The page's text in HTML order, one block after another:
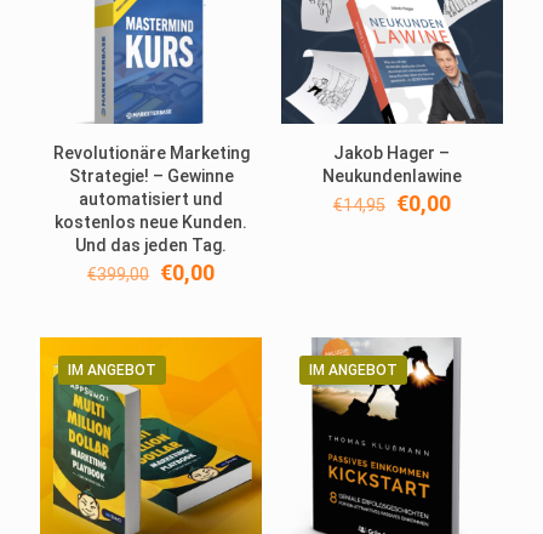
Revolutionäre Marketing
Strategie! – Gewinne
automatisiert und
kostenlos neue Kunden.
Und das jeden Tag.
€399,00 Ursprünglicher
€399,00
€0,00Aktueller
€0,00.
Jakob Hager –
Neukundenlawine
€14,95 Ursprünglicher
€0,00Aktueller
IM ANGEBOT IM ANGEBOT